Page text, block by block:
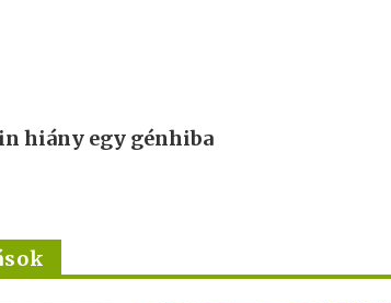
hiány egy génhiba